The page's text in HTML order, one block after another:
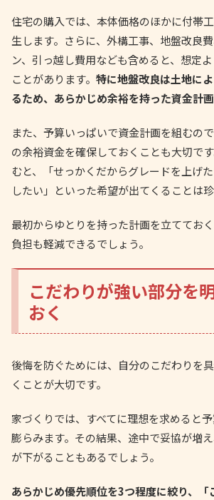
住宅の購入では、本体価格のほかに付帯
生します。さらに、外構工事、地盤改良
ン、引っ越し費用なども含めると、想定
ことがあります。 特に地盤改良は土地に
るため、あらかじめ余裕を持った資金計画
また、予算いっぱいで資金計画を組むの
の余裕資金を確保しておくことも大切で
むと、「せっかくだからグレードを上げ
したい」といった希望が出てくることは
最初からゆとりを持った計画を立ててお
負担も軽減できるでしょう。
こだわりが強い部分を
おく
後悔を防ぐためには、自分のこだわりを
くことが大切です。
家づくりでは、すべてに理想を求めると
膨らみます。その結果、途中で妥協が増
が下がることもあるでしょう。
あらかじめ優先順位を3つ程度に絞り、「